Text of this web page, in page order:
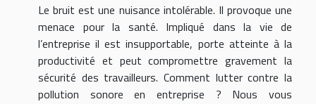
Le bruit est une nuisance intolérable. Il provoque une
menace pour la santé. Impliqué dans la vie de
l’entreprise il est insupportable, porte atteinte à la
productivité et peut compromettre gravement la
sécurité des travailleurs. Comment lutter contre la
pollution sonore en entreprise ? Nous vous